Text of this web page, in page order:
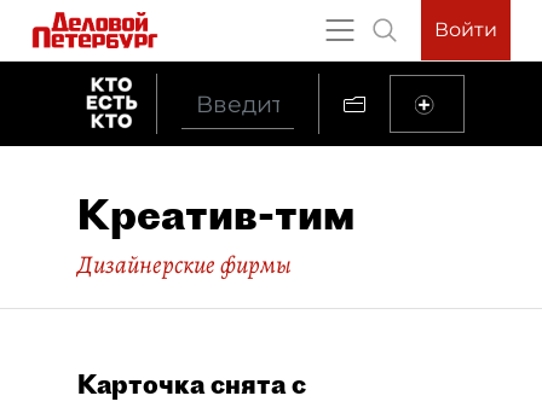
Войти
Креатив-тим
Дизайнерские фирмы
Карточка снята с